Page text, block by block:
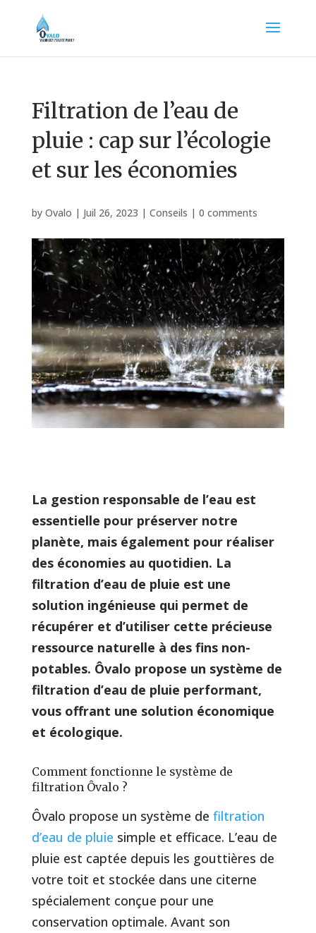
Filtration de l’eau de
pluie : cap sur l’écologie
et sur les économies
by Ovalo | Juil 26, 2023 | Conseils | 0 comments
La gestion responsable de l’eau est
essentielle pour préserver notre
planète, mais également pour réaliser
des économies au quotidien. La
filtration d’eau de pluie est une
solution ingénieuse qui permet de
récupérer et d’utiliser cette précieuse
ressource naturelle à des fins non-
potables. Ôvalo propose un système de
filtration d’eau de pluie performant,
vous offrant une solution économique
et écologique.
Comment fonctionne le système de
filtration Ôvalo ?
Ôvalo propose un système de filtration
d’eau de pluie simple et efficace. L’eau de
pluie est captée depuis les gouttières de
votre toit et stockée dans une citerne
spécialement conçue pour une
conservation optimale. Avant son